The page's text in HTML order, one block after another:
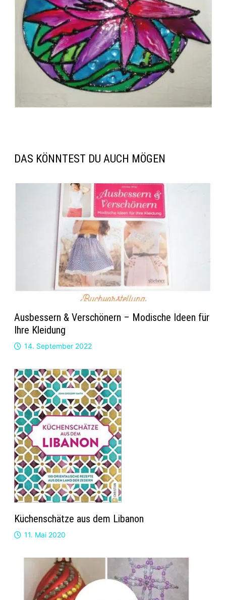
DAS KÖNNTEST DU AUCH MÖGEN
Ausbessern & Verschönern – Modische Ideen für
Ihre Kleidung
14. September 2022
Küchenschätze aus dem Libanon
11. Mai 2020